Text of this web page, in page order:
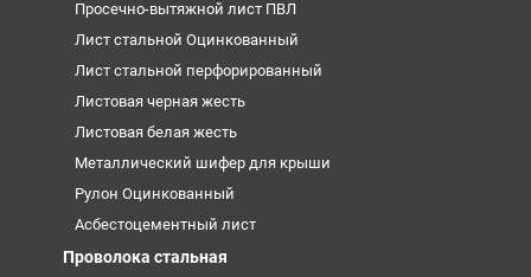
Просечно-вытяжной лист ПВЛ
Лист стальной Оцинкованный
Лист стальной перфорированный
Листовая черная жесть
Листовая белая жесть
Металлический шифер для крыши
Рулон Оцинкованный
Асбестоцементный лист
Проволока стальная